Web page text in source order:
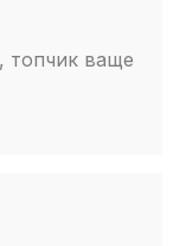
топчик ваще